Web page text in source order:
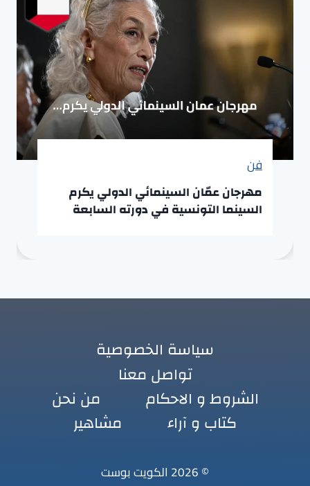
فن
مهرجان عمّان السينمائي الدولي يكرم
السينما التونسية في دورته السابعة
سياسة الخصوصية
تواصل معنا
الشروط و الاحكام
من نحن
كتاب و آراء
مشاهير
© 2026 الكويت بوست